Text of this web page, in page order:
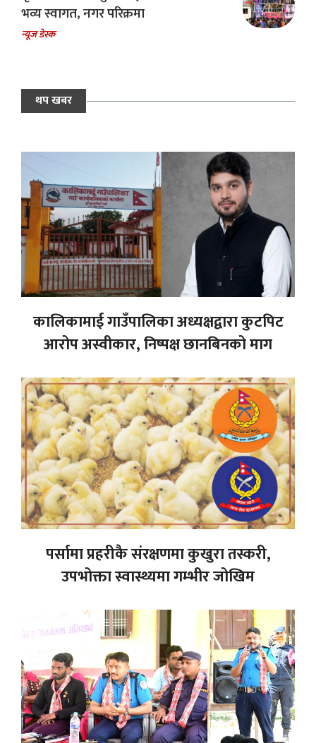
भव्य स्वागत, नगर परिक्रमा
न्यूज डेस्क
थप खबर
कालिकामाई गाउँपालिका अध्यक्षद्वारा कुटपिट
आरोप अस्वीकार, निष्पक्ष छानबिनको माग
पर्सामा प्रहरीकै संरक्षणमा कुखुरा तस्करी,
उपभोक्ता स्वास्थ्यमा गम्भीर जोखिम